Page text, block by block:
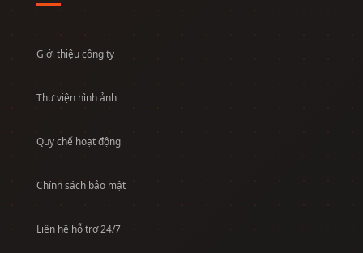
Giới thiệu công ty
Thư viện hình ảnh
Quy chế hoạt động
Chính sách bảo mật
Liên hệ hỗ trợ 24/7